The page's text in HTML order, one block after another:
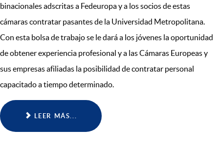
binacionales adscritas a Fedeuropa y a los socios de estas
cámaras contratar pasantes de la Universidad Metropolitana.
Con esta bolsa de trabajo se le dará a los jóvenes la oportunidad
de obtener experiencia profesional y a las Cámaras Europeas y
sus empresas afiliadas la posibilidad de contratar personal
capacitado a tiempo determinado.
LEER MÁS...